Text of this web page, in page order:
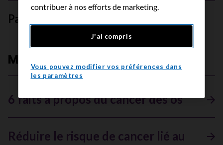
Partager cette page
Meilleures histoires
6 faits à propos du cancer des os
Réduire le risque de cancer lié au
contribuer à nos efforts de marketing.
J'ai compris
Vous pouvez modifier vos préférences dans
les paramètres